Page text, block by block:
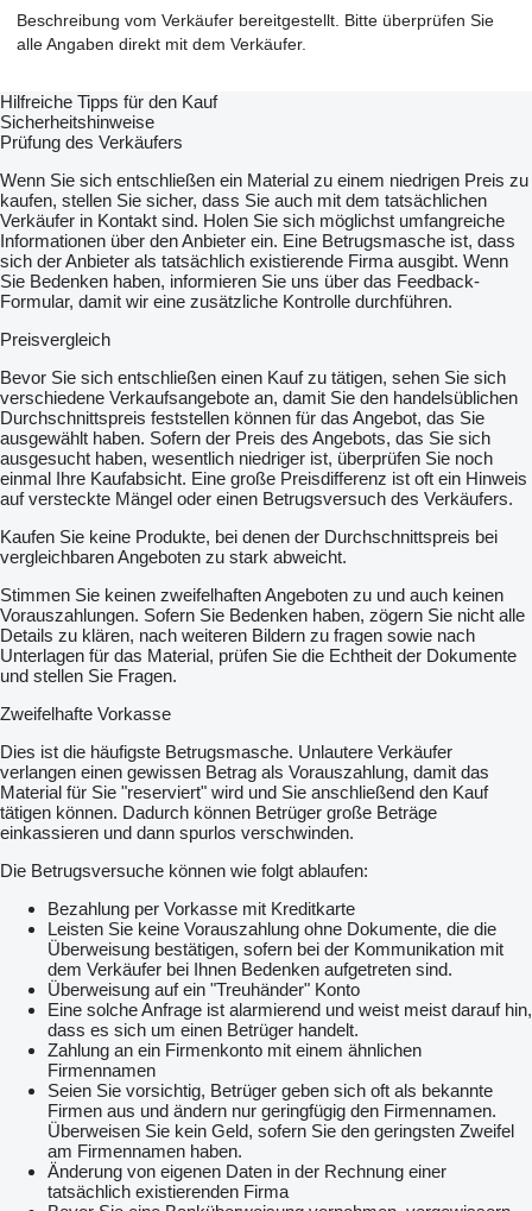
Beschreibung vom Verkäufer bereitgestellt. Bitte überprüfen Sie
alle Angaben direkt mit dem Verkäufer.
Hilfreiche Tipps für den Kauf
Sicherheitshinweise
Prüfung des Verkäufers
Wenn Sie sich entschließen ein Material zu einem niedrigen Preis zu
kaufen, stellen Sie sicher, dass Sie auch mit dem tatsächlichen
Verkäufer in Kontakt sind. Holen Sie sich möglichst umfangreiche
Informationen über den Anbieter ein. Eine Betrugsmasche ist, dass
sich der Anbieter als tatsächlich existierende Firma ausgibt. Wenn
Sie Bedenken haben, informieren Sie uns über das Feedback-
Formular, damit wir eine zusätzliche Kontrolle durchführen.
Preisvergleich
Bevor Sie sich entschließen einen Kauf zu tätigen, sehen Sie sich
verschiedene Verkaufsangebote an, damit Sie den handelsüblichen
Durchschnittspreis feststellen können für das Angebot, das Sie
ausgewählt haben. Sofern der Preis des Angebots, das Sie sich
ausgesucht haben, wesentlich niedriger ist, überprüfen Sie noch
einmal Ihre Kaufabsicht. Eine große Preisdifferenz ist oft ein Hinweis
auf versteckte Mängel oder einen Betrugsversuch des Verkäufers.
Kaufen Sie keine Produkte, bei denen der Durchschnittspreis bei
vergleichbaren Angeboten zu stark abweicht.
Stimmen Sie keinen zweifelhaften Angeboten zu und auch keinen
Vorauszahlungen. Sofern Sie Bedenken haben, zögern Sie nicht alle
Details zu klären, nach weiteren Bildern zu fragen sowie nach
Unterlagen für das Material, prüfen Sie die Echtheit der Dokumente
und stellen Sie Fragen.
Zweifelhafte Vorkasse
Dies ist die häufigste Betrugsmasche. Unlautere Verkäufer
verlangen einen gewissen Betrag als Vorauszahlung, damit das
Material für Sie "reserviert" wird und Sie anschließend den Kauf
tätigen können. Dadurch können Betrüger große Beträge
einkassieren und dann spurlos verschwinden.
Die Betrugsversuche können wie folgt ablaufen:
Bezahlung per Vorkasse mit Kreditkarte
Leisten Sie keine Vorauszahlung ohne Dokumente, die die
Überweisung bestätigen, sofern bei der Kommunikation mit
dem Verkäufer bei Ihnen Bedenken aufgetreten sind.
Überweisung auf ein "Treuhänder" Konto
Eine solche Anfrage ist alarmierend und weist meist darauf hin,
dass es sich um einen Betrüger handelt.
Zahlung an ein Firmenkonto mit einem ähnlichen
Firmennamen
Seien Sie vorsichtig, Betrüger geben sich oft als bekannte
Firmen aus und ändern nur geringfügig den Firmennamen.
Überweisen Sie kein Geld, sofern Sie den geringsten Zweifel
am Firmennamen haben.
Änderung von eigenen Daten in der Rechnung einer
tatsächlich existierenden Firma